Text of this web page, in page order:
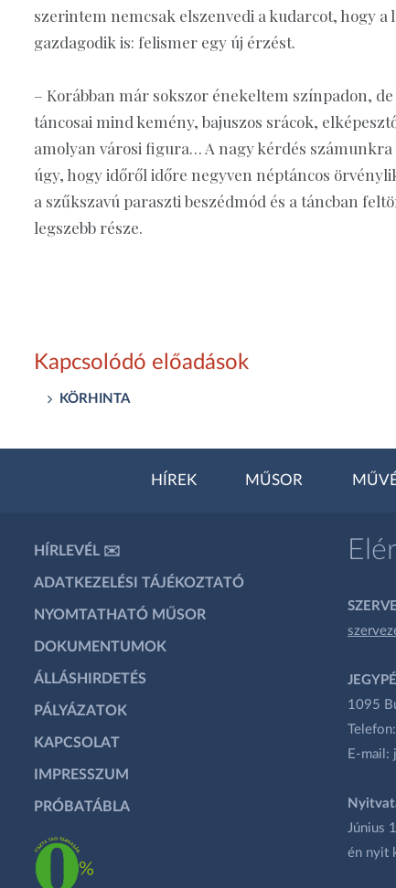
szerintem nemcsak elszenvedi a kudarcot, hogy
gazdagodik is: felismer egy új érzést.
– Korábban már sokszor énekeltem színpadon,
táncosai mind kemény, bajuszos srácok,
amolyan városi figura… A nagy kérdés
úgy, hogy időről időre negyven néptáncos
a szűkszavú paraszti beszédmód és a táncban
legszebb része.
Kapcsolódó előadások
KÖRHINTA
HÍREK MŰSOR
HÍRLEVÉL ✉️
ADATKEZELÉSI TÁJÉKOZTATÓ
NYOMTATHATÓ MŰSOR
DOKUMENTUMOK
ÁLLÁSHIRDETÉS
PÁLYÁZATOK
KAPCSOLAT
IMPRESSZUM
PRÓBATÁBLA
1095
E-mail:
Június
én nyit